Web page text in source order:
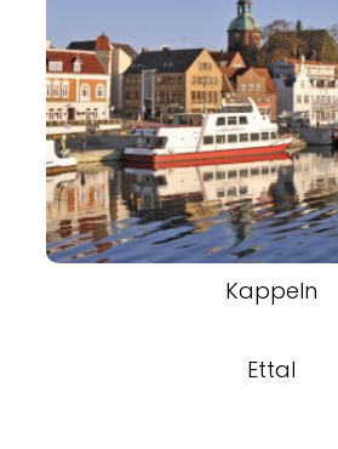
Kappeln
Ettal